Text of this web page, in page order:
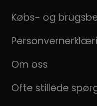
Købs- og
Om oss
Ofte stillede